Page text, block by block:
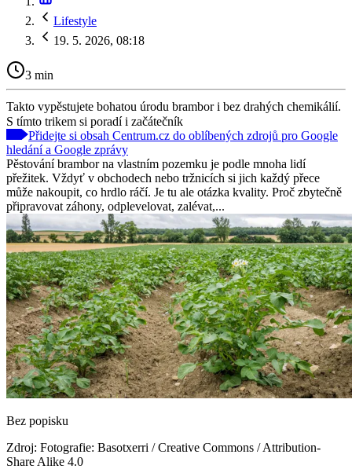
Lifestyle
19. 5. 2026, 08:18
3 min
Takto vypěstujete bohatou úrodu brambor i bez drahých chemikálií.
S tímto trikem si poradí i začátečník
Přidejte si obsah Centrum.cz do oblíbených zdrojů pro Google
hledání a Google zprávy
Pěstování brambor na vlastním pozemku je podle mnoha lidí
přežitek. Vždyť v obchodech nebo tržnicích si jich každý přece
může nakoupit, co hrdlo ráčí. Je tu ale otázka kvality. Proč zbytečně
připravovat záhony, odplevelovat, zalévat,...
Bez popisku
Zdroj: Fotografie: Basotxerri / Creative Commons / Attribution-
Share Alike 4.0